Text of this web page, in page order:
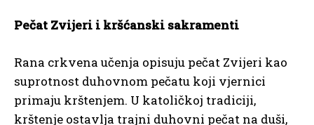
Pečat Zvijeri i kršćanski sakramenti
Rana crkvena učenja opisuju pečat Zvijeri kao
suprotnost duhovnom pečatu koji vjernici
primaju krštenjem. U katoličkoj tradiciji,
krštenje ostavlja trajni duhovni pečat na duši,